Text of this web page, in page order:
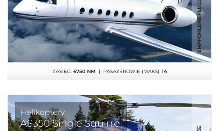
ZASIĘG: 6750 NM | PASAŻEROWIE (MAKS): 14
Helikoptery
AS350 Single Squirrel